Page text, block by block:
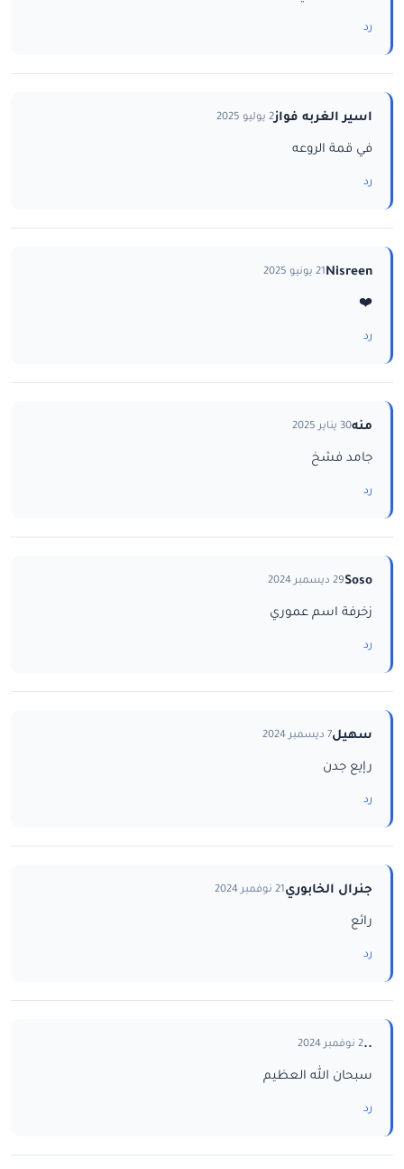
رد
اسير الغربه فواز2 يوليو 2025
في قمة الروعه
رد
Nisreen21 يونيو 2025
❤️
رد
منه30 يناير 2025
جامد فشخ
رد
Soso29 ديسمبر 2024
زخرفة اسم عموري
رد
سهيل7 ديسمبر 2024
رإيع جدن
رد
جنرال الخابوري21 نوفمبر 2024
رائع
رد
..2 نوفمبر 2024
سبحان الله العظيم
رد